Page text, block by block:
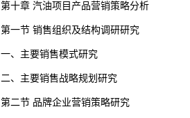
第十章 汽油项目产品营销策略分析
第一节 销售组织及结构调研研究
一、主要销售模式研究
二、主要销售战略规划研究
第二节 品牌企业营销策略研究